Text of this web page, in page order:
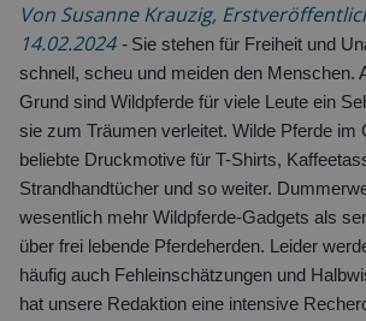
Von Susanne Krauzig,
14.02.2024- Sie stehen für Freiheit und
schnell, scheu und meiden den Menschen.
Grund sind Wildpferde für viele Leute ein
sie zum Träumen verleitet. Wilde Pferde im
beliebte Druckmotive für T-Shirts,
Strandhandtücher und so weiter.
wesentlich mehr Wildpferde-Gadgets als
über frei lebende Pferdeherden. Leider
häufig auch Fehleinschätzungen und
hat unsere Redaktion eine intensive